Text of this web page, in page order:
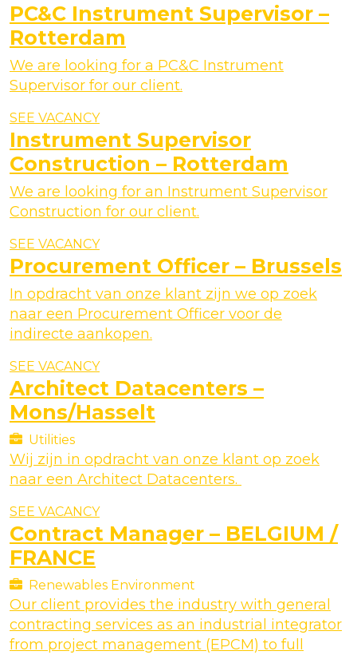
PC&C Instrument Supervisor –
Rotterdam
We are looking for a PC&C Instrument
Supervisor for our client.
SEE VACANCY
Instrument Supervisor
Construction – Rotterdam
We are looking for an Instrument Supervisor
Construction for our client.
SEE VACANCY
Procurement Officer – Brussels
In opdracht van onze klant zijn we op zoek
naar een Procurement Officer voor de
indirecte aankopen.
SEE VACANCY
Architect Datacenters –
Mons/Hasselt
Utilities
Wij zijn in opdracht van onze klant op zoek
naar een Architect Datacenters.
SEE VACANCY
Contract Manager – BELGIUM /
FRANCE
Renewables Environment
Our client provides the industry with general
contracting services as an industrial integrator
from project management (EPCM) to full